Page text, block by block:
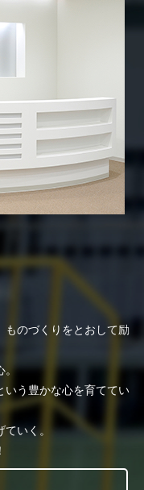
ものづくりをとおして励
。
いう豊かな心を育ててい
いく。